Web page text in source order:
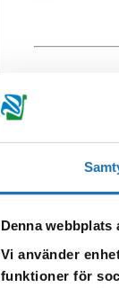
Denna webbplats
Vi använder
funktioner för
Berörda
Forssjö
Efter
Problemet är